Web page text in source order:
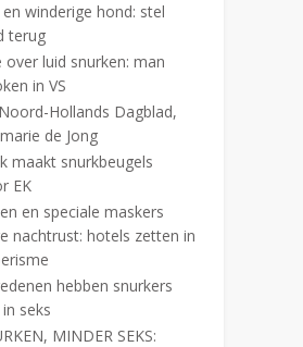
winderige hond: stel
terug
over luid snurken: man
in VS
Hollands Dagblad,
de Jong
maakt snurkbeugels
EK
en speciale maskers
nachtrust: hotels zetten in
hebben snurkers
seks
MINDER SEKS: